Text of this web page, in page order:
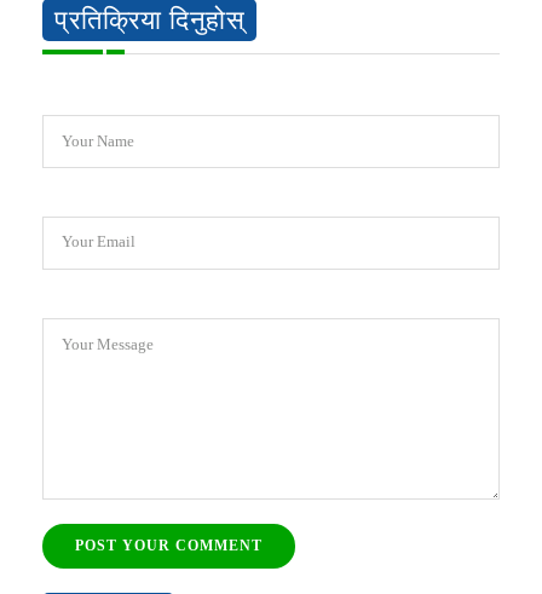
प्रतिक्रिया दिनुहोस्
Your Name
Your Email
Your Message
POST YOUR COMMENT